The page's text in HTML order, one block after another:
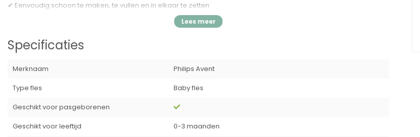
✔ Eenvoudig schoon te maken, te vullen en in elkaar te zetten
✔ Compatibel met alle Philips Avent Natural Response-producten
Inhoud verpakking:
1x Natural Response speen – Snelheid 2 (slow flow)
EAN / Barcode: 8720689033428
Specificaties:
Specificaties
Merknaam
Philips Avent
Type fles
Baby fles
Geschikt voor pasgeborenen
Geschikt voor leeftijd
0-3 maanden